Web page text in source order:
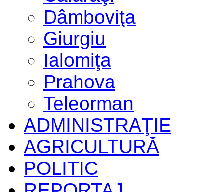
Dâmboviţa
Giurgiu
Ialomiţa
Prahova
Teleorman
ADMINISTRAŢIE
AGRICULTURĂ
POLITIC